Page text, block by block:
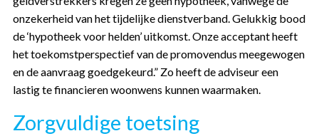
onzekerheid van het tijdelijke dienstverband. Gelukkig bood
de ‘hypotheek voor helden’ uitkomst. Onze acceptant heeft
het toekomstperspectief van de promovendus meegewogen
en de aanvraag goedgekeurd.” Zo heeft de adviseur een
lastig te financieren woonwens kunnen waarmaken.
Zorgvuldige toetsing